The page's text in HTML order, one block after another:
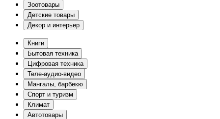
Зоотовары
Детские товары
Декор и интерьер
Книги
Бытовая техника
Цифровая техника
Теле-аудио-видео
Мангалы, барбекю
Спорт и туризм
Климат
Автотовары